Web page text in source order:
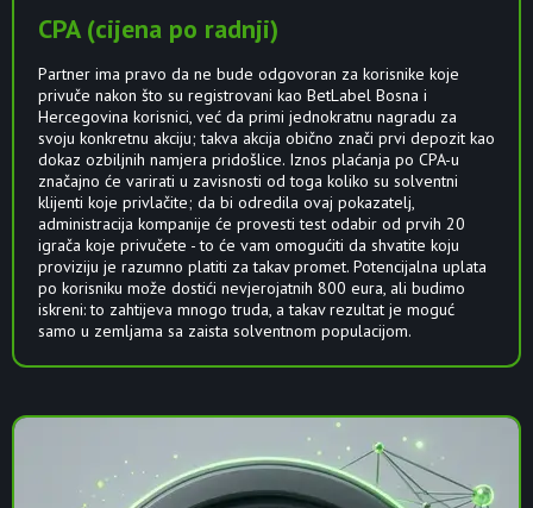
CPA (cijena po radnji)
Partner ima pravo da ne bude odgovoran za korisnike koje
privuče nakon što su registrovani kao BetLabel Bosna i
Hercegovina korisnici, već da primi jednokratnu nagradu za
svoju konkretnu akciju; takva akcija obično znači prvi depozit kao
dokaz ozbiljnih namjera pridošlice. Iznos plaćanja po CPA-u
značajno će varirati u zavisnosti od toga koliko su solventni
klijenti koje privlačite; da bi odredila ovaj pokazatelj,
administracija kompanije će provesti test odabir od prvih 20
igrača koje privučete - to će vam omogućiti da shvatite koju
proviziju je razumno platiti za takav promet. Potencijalna uplata
po korisniku može dostići nevjerojatnih 800 eura, ali budimo
iskreni: to zahtijeva mnogo truda, a takav rezultat je moguć
samo u zemljama sa zaista solventnom populacijom.